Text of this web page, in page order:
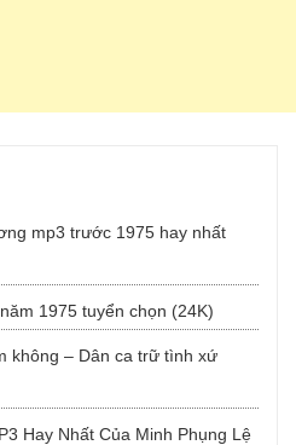
mp3 trước 1975 hay nhất
1975 tuyển chọn (24K)
không – Dân ca trữ tình xứ
Hay Nhất Của Minh Phụng Lệ